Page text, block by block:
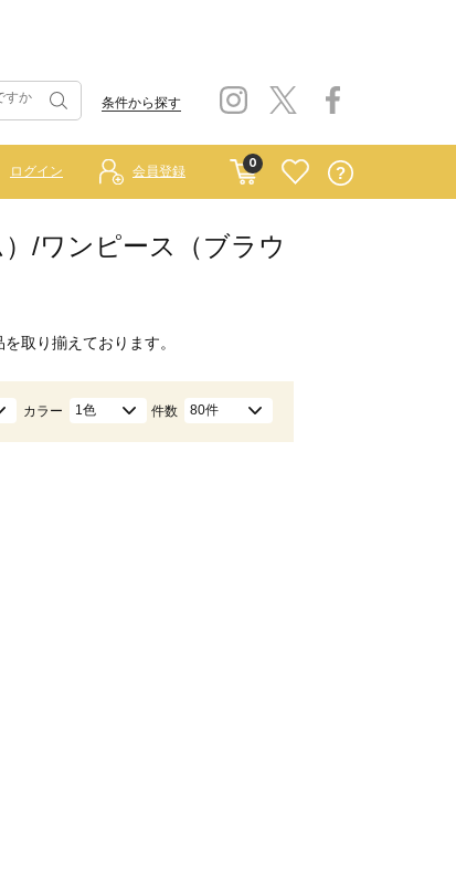
条件から探す
0
ログイン 会員登録
/ワンピース（ブラウ
取り揃えております。
カラー 1色 件数 80件